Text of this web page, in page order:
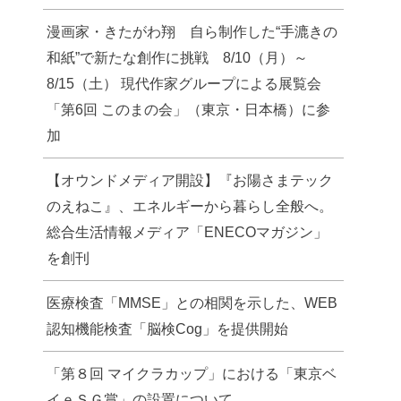
漫画家・きたがわ翔 自ら制作した“手漉きの
和紙”で新たな創作に挑戦 8/10（月）～
8/15（土） 現代作家グループによる展覧会
「第6回 このまの会」（東京・日本橋）に参
加
【オウンドメディア開設】『お陽さまテック
のえねこ』、エネルギーから暮らし全般へ。
総合生活情報メディア「ENECOマガジン」
を創刊
医療検査「MMSE」との相関を示した、WEB
認知機能検査「脳検Cog」を提供開始
「第８回 マイクラカップ」における「東京ベ